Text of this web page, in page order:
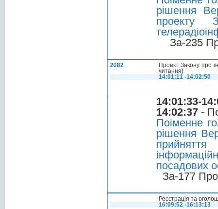
рішення
проекту
За-235
2082
Проект Закону про
читання)
14:01:11 -14:02:50
14:01:33-
14:02:37 -
Поіменне
рішення
посадових
За-177
Реєстрація та
16:09:52 -16:13:13